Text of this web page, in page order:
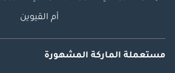
أم القيوين
مستعملة الماركة المشهورة